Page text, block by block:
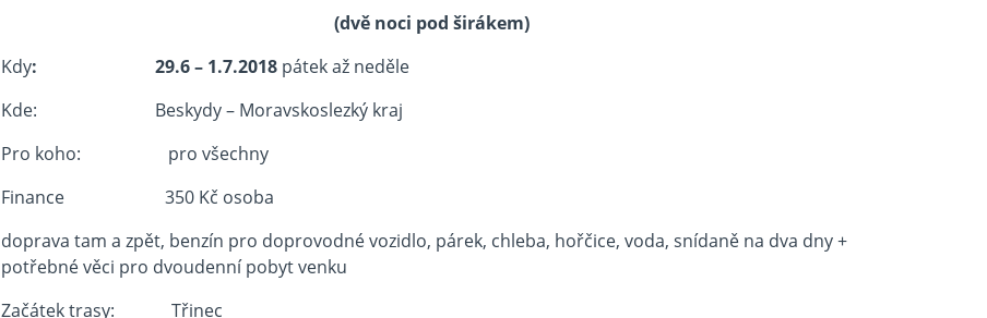
(dvě noci pod širákem)
Kdy: 29.6 – 1.7.2018 pátek až neděle
Kde: Beskydy – Moravskoslezký kraj
Pro koho: pro všechny
Finance 350 Kč osoba
doprava tam a zpět, benzín pro doprovodné vozidlo, párek, chleba, hořčice, voda, snídaně na dva dny +
potřebné věci pro dvoudenní pobyt venku
Začátek trasy: Třinec